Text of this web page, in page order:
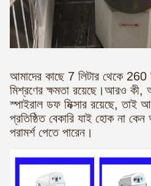
আমাদের কাছে 7 লিটার থেকে 260
মিশ্রণের ক্ষমতা রয়েছে।আরও কী,
স্পাইরাল ডফ মিক্সার রয়েছে, তাই
প্রতিষ্ঠিত বেকারি যাই হোক না কেন
পরামর্শ পেতে পারেন।